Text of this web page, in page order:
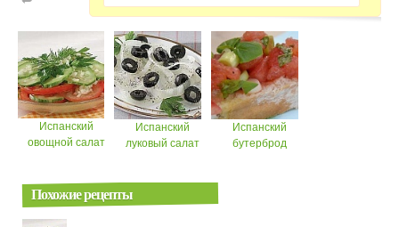
Испанский
овощной салат
Испанский
луковый салат
Испанский
бутерброд
Похожие рецепты